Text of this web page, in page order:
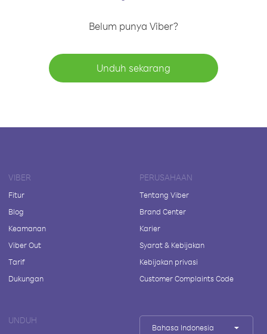
Belum punya Viber?
Unduh sekarang
VIBER
Fitur
Blog
Keamanan
Viber Out
Tarif
Dukungan
PERUSAHAAN
Tentang Viber
Brand Center
Karier
Syarat & Kebijakan
Kebijakan privasi
Customer Complaints Code
UNDUH
Bahasa Indonesia